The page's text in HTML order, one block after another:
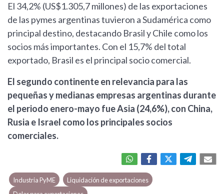
El 34,2% (US$1.305,7 millones) de las exportaciones
de las pymes argentinas tuvieron a Sudamérica como
principal destino, destacando Brasil y Chile como los
socios más importantes. Con el 15,7% del total
exportado, Brasil es el principal socio comercial.
El segundo continente en relevancia para las
pequeñas y medianas empresas argentinas durante
el periodo enero-mayo fue Asia (24,6%), con China,
Rusia e Israel como los principales socios
comerciales.
Industria PyME
Liquidación de exportaciones